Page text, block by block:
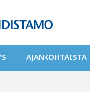
AJANKOHTAISTA